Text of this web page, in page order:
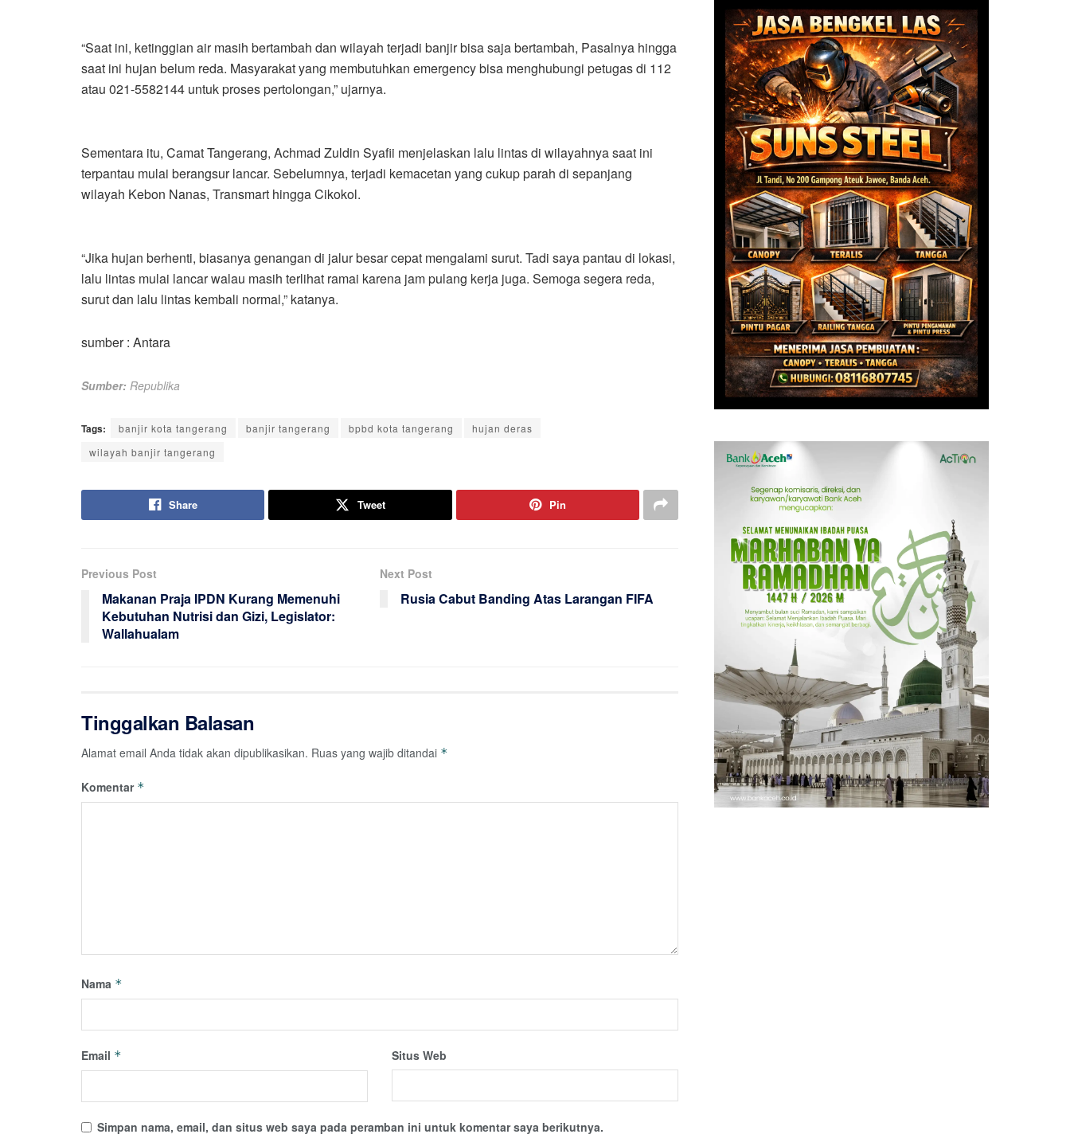
“Saat ini, ketinggian air masih bertambah dan wilayah terjadi banjir bisa saja bertambah, Pasalnya hingga
saat ini hujan belum reda. Masyarakat yang membutuhkan emergency bisa menghubungi petugas di 112
atau 021-5582144 untuk proses pertolongan,” ujarnya.
Sementara itu, Camat Tangerang, Achmad Zuldin Syafii menjelaskan lalu lintas di wilayahnya saat ini
terpantau mulai berangsur lancar. Sebelumnya, terjadi kemacetan yang cukup parah di sepanjang
wilayah Kebon Nanas, Transmart hingga Cikokol.
“Jika hujan berhenti, biasanya genangan di jalur besar cepat mengalami surut. Tadi saya pantau di lokasi,
lalu lintas mulai lancar walau masih terlihat ramai karena jam pulang kerja juga. Semoga segera reda,
surut dan lalu lintas kembali normal,” katanya.
sumber : Antara
Sumber: Republika
Tags: banjir kota tangerang banjir tangerang bpbd kota tangerang
hujan deras
wilayah banjir tangerang
Share Tweet Pin
Previous Post
Makanan Praja IPDN Kurang Memenuhi
Kebutuhan Nutrisi dan Gizi, Legislator:
Wallahualam
Next Post
Rusia Cabut Banding Atas Larangan FIFA
Tinggalkan Balasan
Alamat email Anda tidak akan dipublikasikan. Ruas yang wajib ditandai *
Komentar *
Nama *
Email * Situs Web
Simpan nama, email, dan situs web saya pada peramban ini untuk komentar saya berikutnya.